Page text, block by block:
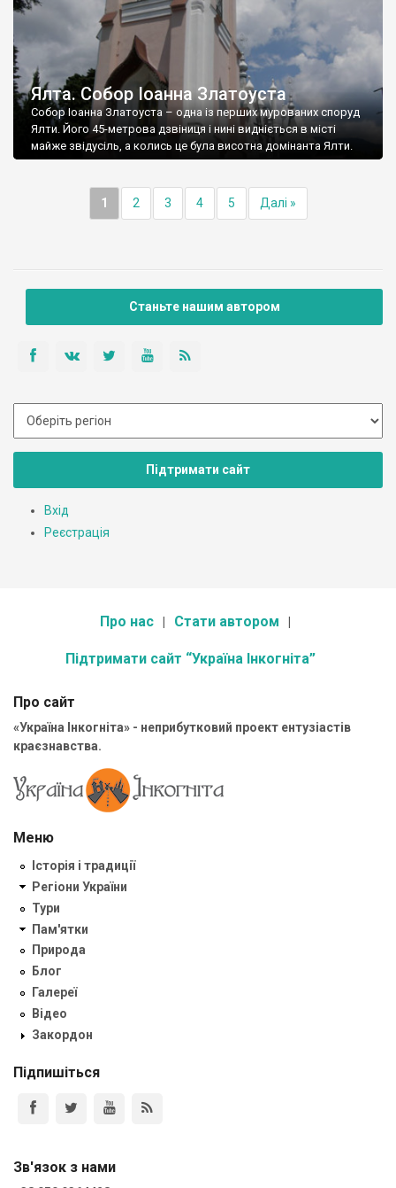
Ялта. Собор Іоанна Златоуста
Собор Іоанна Златоуста – одна із перших мурованих споруд
Ялти. Його 45-метрова дзвіниця і нині видніється в місті
майже звідусіль, а колись це була висотна домінанта Ялти.
1 2 3 4 5 Далі »
Станьте нашим автором
Підтримати сайт
Вхід
Реєстрація
Про нас Стати автором
Підтримати сайт “Україна Інкогніта”
Про сайт
«Україна Інкогніта» - неприбутковий проект ентузіастів
краєзнавства.
Меню
Історія і традиції
Регіони України
Тури
Пам'ятки
Природа
Блог
Галереї
Відео
Закордон
Підпишіться
Зв'язок з нами